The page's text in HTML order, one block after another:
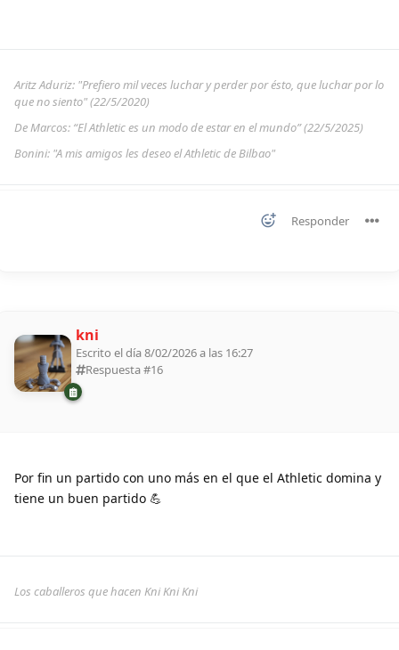
Aritz Aduriz: "Prefiero mil veces luchar y perder por ésto, que luchar por lo
que no siento" (22/5/2020)
De Marcos: “El Athletic es un modo de estar en el mundo” (22/5/2025)
Bonini: "A mis amigos les deseo el Athletic de Bilbao"
Responder
kni
Escrito el día 8/02/2026 a las 16:27
Respuesta #16
Por fin un partido con uno más en el que el Athletic domina y
tiene un buen partido 💪
Los caballeros que hacen Kni Kni Kni